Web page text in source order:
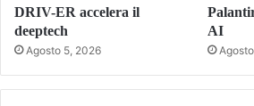
DRIV-ER accelera il
deeptech
Agosto 5, 2026
AI